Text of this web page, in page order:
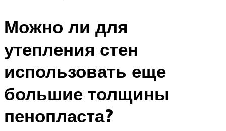
Можно ли для
утепления стен
использовать еще
большие толщины
пенопласта?